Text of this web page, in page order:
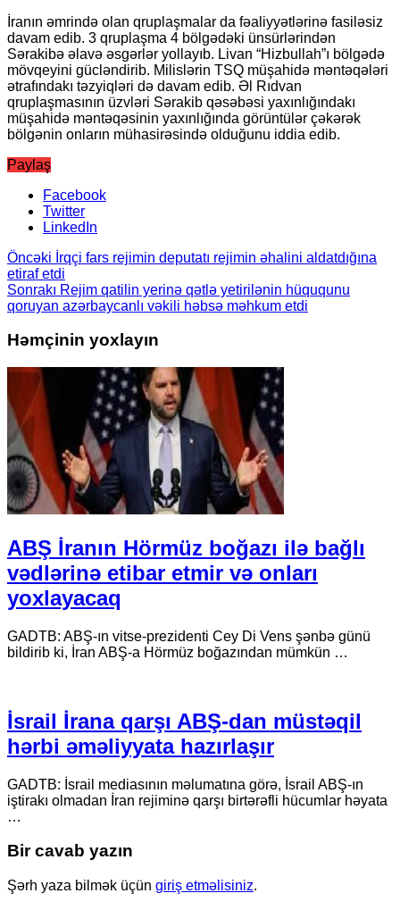
İranın əmrində olan qruplaşmalar da fəaliyyətlərinə fasiləsiz
davam edib. 3 qruplaşma 4 bölgədəki ünsürlərindən
Sərakibə əlavə əsgərlər yollayıb. Livan “Hizbullah”ı bölgədə
mövqeyini gücləndirib. Milislərin TSQ müşahidə məntəqələri
ətrafındakı təzyiqləri də davam edib. Əl Rıdvan
qruplaşmasının üzvləri Sərakib qəsəbəsi yaxınlığındakı
müşahidə məntəqəsinin yaxınlığında görüntülər çəkərək
bölgənin onların mühasirəsində olduğunu iddia edib.
Paylaş
Facebook
Twitter
LinkedIn
Öncəki İrqçi fars rejimin deputatı rejimin əhalini aldatdığına
etiraf etdi
Sonrakı Rejim qatilin yerinə qətlə yetirilənin hüququnu
qoruyan azərbaycanlı vəkili həbsə məhkum etdi
Həmçinin yoxlayın
ABŞ İranın Hörmüz boğazı ilə bağlı
vədlərinə etibar etmir və onları
yoxlayacaq
GADTB: ABŞ-ın vitse-prezidenti Cey Di Vens şənbə günü
bildirib ki, İran ABŞ-a Hörmüz boğazından mümkün …
İsrail İrana qarşı ABŞ-dan müstəqil
hərbi əməliyyata hazırlaşır
GADTB: İsrail mediasının məlumatına görə, İsrail ABŞ-ın
iştirakı olmadan İran rejiminə qarşı birtərəfli hücumlar həyata
…
Bir cavab yazın
Şərh yaza bilmək üçün giriş etməlisiniz.